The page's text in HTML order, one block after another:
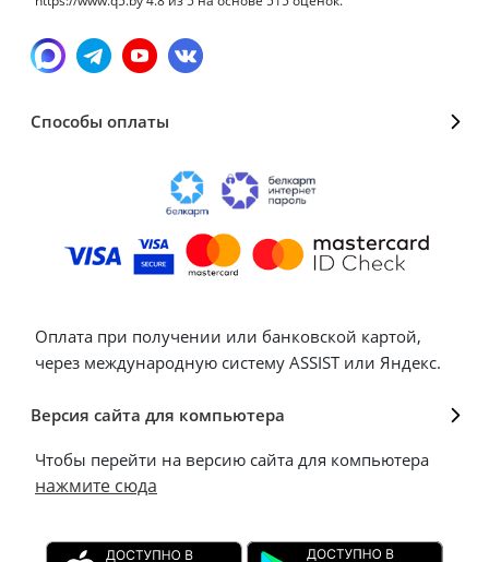
Способы оплаты
Оплата при получении или банковской картой,
через международную систему ASSIST или Яндекс.
Версия сайта для компьютера
Чтобы перейти на версию сайта для компьютера
нажмите сюда